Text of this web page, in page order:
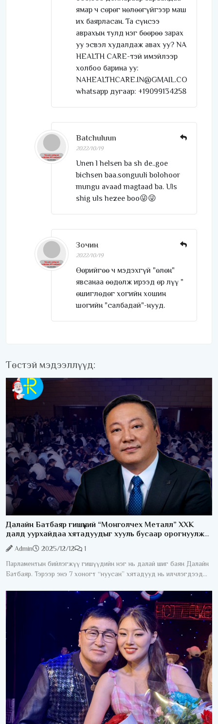
ямар ч сөрөг нөлөөгүйгээр маш
их баярласан. Та сүнсээ
аврахын тулд нэг бөөрөө зарах
уу эсвэл худалдаж авах уу? NA
HEALTH CARE-тэй имэйлээр
холбоо барина уу:
NAHEALTHCARE.IN@GMAIL.COM
whatsapp дугаар: +19099134258
Batchuluun
2022/10/19
Unen l helsen ba sh de..goe
bichsen baa.songuuli bolohoor
mungu avaad magtaad ba. Uls
shig uls hezee boo😜😜
Зочин
2022/10/19
Өөрийгөө ч мэдэхгүй "өлөн"
явсанаа өөдөлж ирээд өр лүү "
өшиглөдөг хогийн хошин
шогийн "салбадай"-нууд.
Төстэй мэдээллүүд:
Далайн Батбаяр гишүүний “Монголчех Металл” ХХК
далд уурхайдаа хятадуудыг хууль бусаар орогнуулж
Admin 2025/12/12
1
Парламентын бийлэгжүү гишүүдийн нэг нь далай шиг баян Далайн
Батбаяр. Тэрээр энэ 7 хоногт “нуусан” хятадууд нь илчлэгдээд